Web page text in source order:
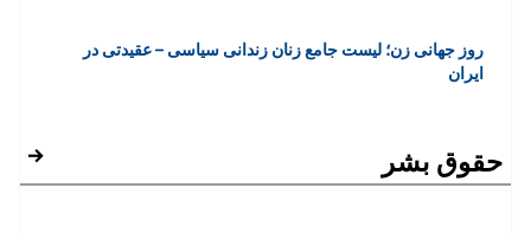
روز جهانی زن؛ لیست جامع زنان زندانی سیاسی – عقیدتی در
ایران
حقوق بشر